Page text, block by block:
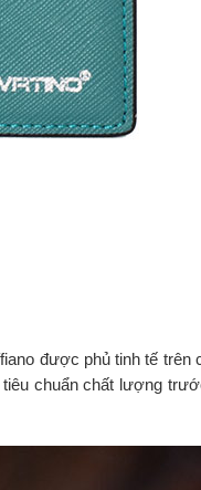
được phủ tinh tế
chuẩn chất lượng